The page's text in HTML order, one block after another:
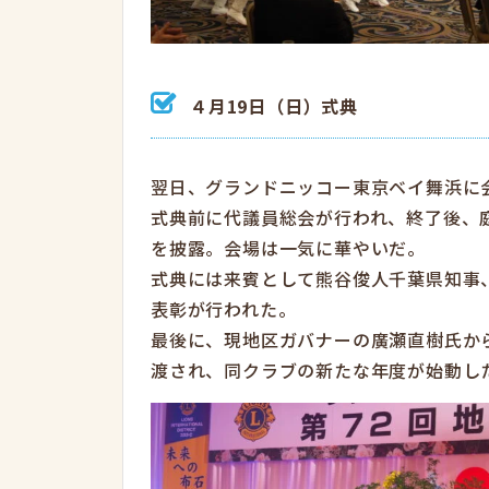
４月19日（日）式典
翌日、グランドニッコー東京ベイ舞浜
式典前に代議員総会が行われ、終了後
を披露。会場は一気に華やいだ。
式典には来賓として熊谷俊人千葉県知
表彰が行われた。
最後に、現地区ガバナーの廣瀬直樹氏
渡され、同クラブの新たな年度が始動し